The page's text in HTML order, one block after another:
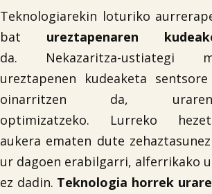
Teknologiarekin loturiko
bat ureztapenaren
da. Nekazaritza-ustiategi
ureztapenen kudeaketa
oinarritzen da,
optimizatzeko. Lurreko
aukera ematen dute
ur dagoen erabilgarri, alferrikako
ez dadin. Teknologia horrek